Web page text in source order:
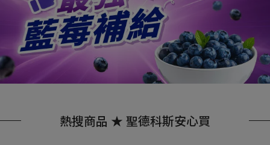
熱搜商品 ★ 聖德科斯安心買